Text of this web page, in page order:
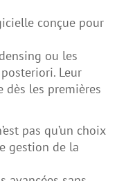
conçue pour
ou les
Leur
dès les premières
pas qu’un choix
gestion de la